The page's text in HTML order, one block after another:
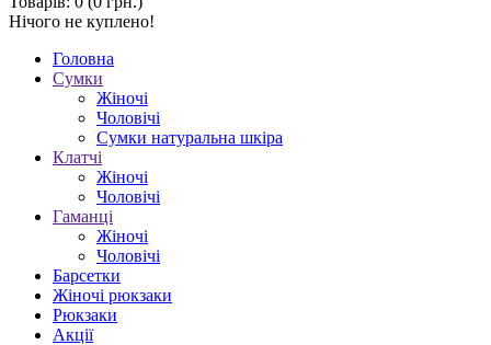
Нічого не куплено!
Головна
Сумки
Жіночі
Чоловічі
Сумки натуральна шкіра
Клатчі
Жіночі
Чоловічі
Гаманці
Жіночі
Чоловічі
Барсетки
Жіночі рюкзаки
Рюкзаки
Акції